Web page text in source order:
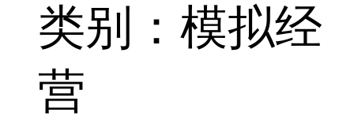
类别：模拟经
营